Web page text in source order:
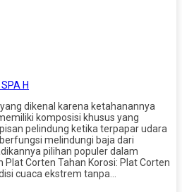
H
dikenal karena ketahanannya
komposisi khusus yang
pelindung ketika terpapar udara
melindungi baja dari
pilihan populer dalam
Plat Corten Tahan Korosi: Plat Corten
cuaca ekstrem tanpa…